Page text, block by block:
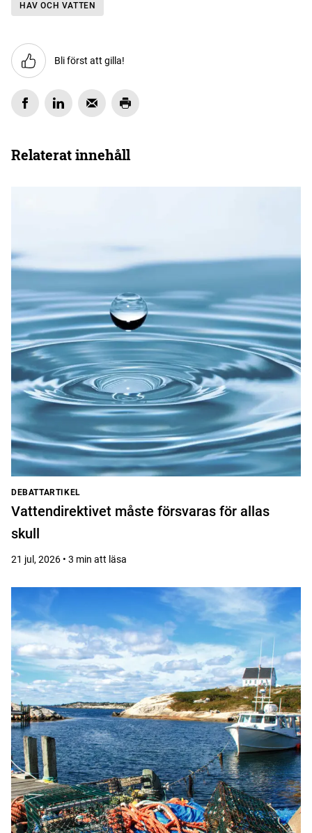
HAV OCH VATTEN
Bli först att gilla!
Relaterat innehåll
DEBATTARTIKEL
Vattendirektivet måste försvaras för allas
skull
21 jul, 2026 • 3 min att läsa